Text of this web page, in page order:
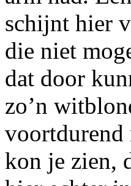
schijnt hier
die niet
dat door
zo’n
voortdurend
kon je zien,